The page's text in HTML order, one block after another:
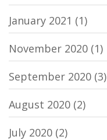
January 2021 (1)
November 2020 (1)
September 2020 (3)
August 2020 (2)
July 2020 (2)